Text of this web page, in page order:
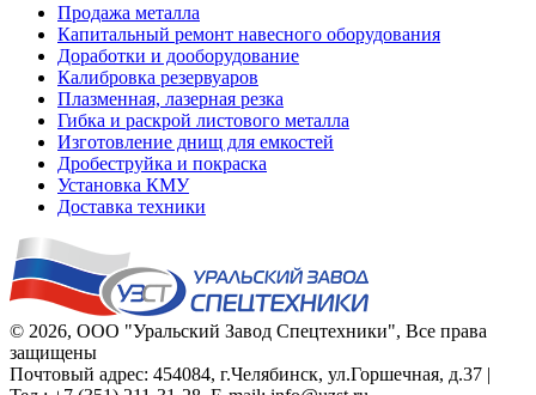
Продажа металла
Капитальный ремонт навесного оборудования
Доработки и дооборудование
Калибровка резервуаров
Плазменная, лазерная резка
Гибка и раскрой листового металла
Изготовление днищ для емкостей
Дробеструйка и покраска
Установка КМУ
Доставка техники
© 2026, ООО "Уральский Завод Спецтехники", Все права
защищены
Почтовый адрес: 454084, г.Челябинск, ул.Горшечная, д.37 |